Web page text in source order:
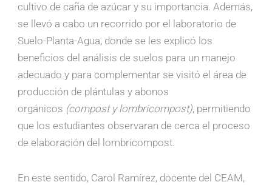
cultivo de caña de azúcar y su importancia. Además,
se llevó a cabo un recorrido por el laboratorio de
Suelo-Planta-Agua, donde se les explicó los
beneficios del análisis de suelos para un manejo
adecuado y para complementar se visitó el área de
producción de plántulas y abonos
orgánicos (compost y lombricompost), permitiendo
que los estudiantes observaran de cerca el proceso
de elaboración del lombricompost.
En este sentido, Carol Ramírez, docente del CEAM,